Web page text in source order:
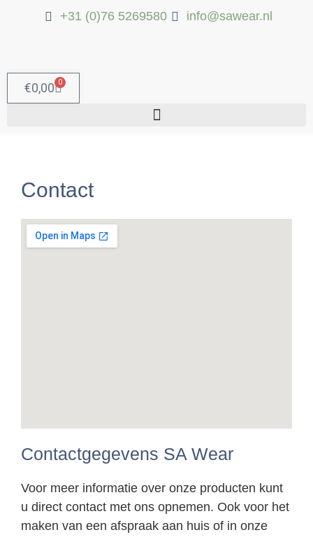
+31 (0)76 5269580 info@sawear.nl
€0,00 0
Winkelwagen
Contact
Contactgegevens SA Wear
Voor meer informatie over onze producten kunt
u direct contact met ons opnemen. Ook voor het
maken van een afspraak aan huis of in onze